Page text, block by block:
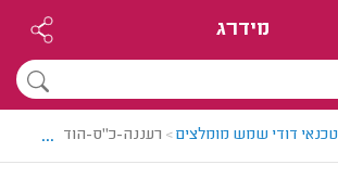
מידרג
טכנאי דודי שמש מומלצים> רעננה-כ"ס-הוד השרון >
...